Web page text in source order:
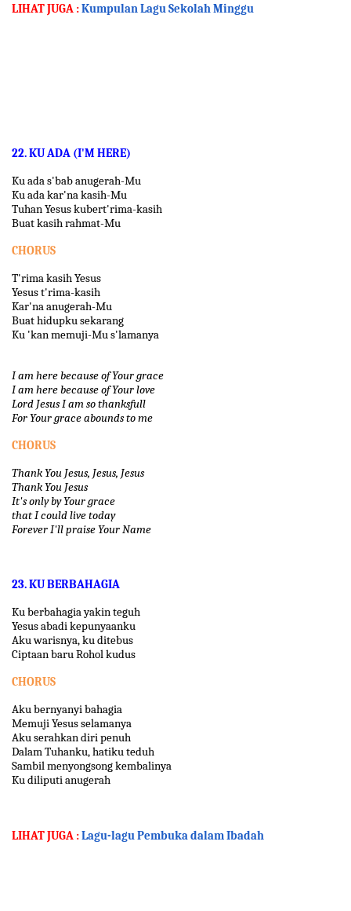
LIHAT JUGA :Kumpulan Lagu Sekolah Minggu
22. KU ADA (I'M HERE)
Ku ada s'bab anugerah-Mu
Ku ada kar'na kasih-Mu
Tuhan Yesus kubert'rima-kasih
Buat kasih rahmat-Mu
CHORUS
T'rima kasih Yesus
Yesus t'rima-kasih
Kar'na anugerah-Mu
Buat hidupku sekarang
Ku 'kan memuji-Mu s'lamanya
I am here because of Your grace
I am here because of Your love
Lord Jesus I am so thanksfull
For Your grace abounds to me
CHORUS
Thank You Jesus, Jesus, Jesus
Thank You Jesus
It's only by Your grace
that I could live today
Forever I'll praise Your Name
23. KU BERBAHAGIA
Ku berbahagia yakin teguh
Yesus abadi kepunyaanku
Aku warisnya, ku ditebus
Ciptaan baru Rohol kudus
CHORUS
Aku bernyanyi bahagia
Memuji Yesus selamanya
Aku serahkan diri penuh
Dalam Tuhanku, hatiku teduh
Sambil menyongsong kembalinya
Ku diliputi anugerah
LIHAT JUGA :Lagu-lagu Pembuka dalam Ibadah